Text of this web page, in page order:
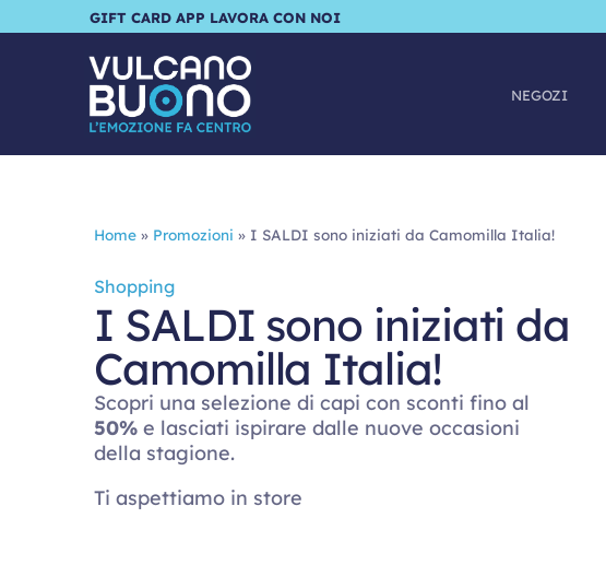
GIFT CARD APP LAVORA CON NOI
NEGOZI
Home » Promozioni » I SALDI sono iniziati da Camomilla Italia!
Shopping
I SALDI sono iniziati da
Camomilla Italia!
Scopri una selezione di capi con sconti fino al
50% e lasciati ispirare dalle nuove occasioni
della stagione.
Ti aspettiamo in store